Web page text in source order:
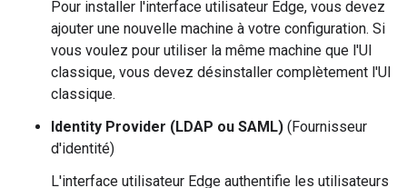
Pour installer l'interface utilisateur Edge, vous devez
ajouter une nouvelle machine à votre configuration. Si
vous voulez pour utiliser la même machine que l'UI
classique, vous devez désinstaller complètement l'UI
classique.
Identity Provider (LDAP ou SAML) (Fournisseur
d'identité)
L'interface utilisateur Edge authentifie les utilisateurs